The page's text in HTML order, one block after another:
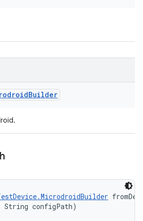
Builder
String configPath)